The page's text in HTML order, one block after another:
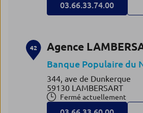
03.66.33.74.00
42 Agence
Banque Populaire du
344, ave de Dunkerque
59130 LAMBERSART
Fermé actuellement